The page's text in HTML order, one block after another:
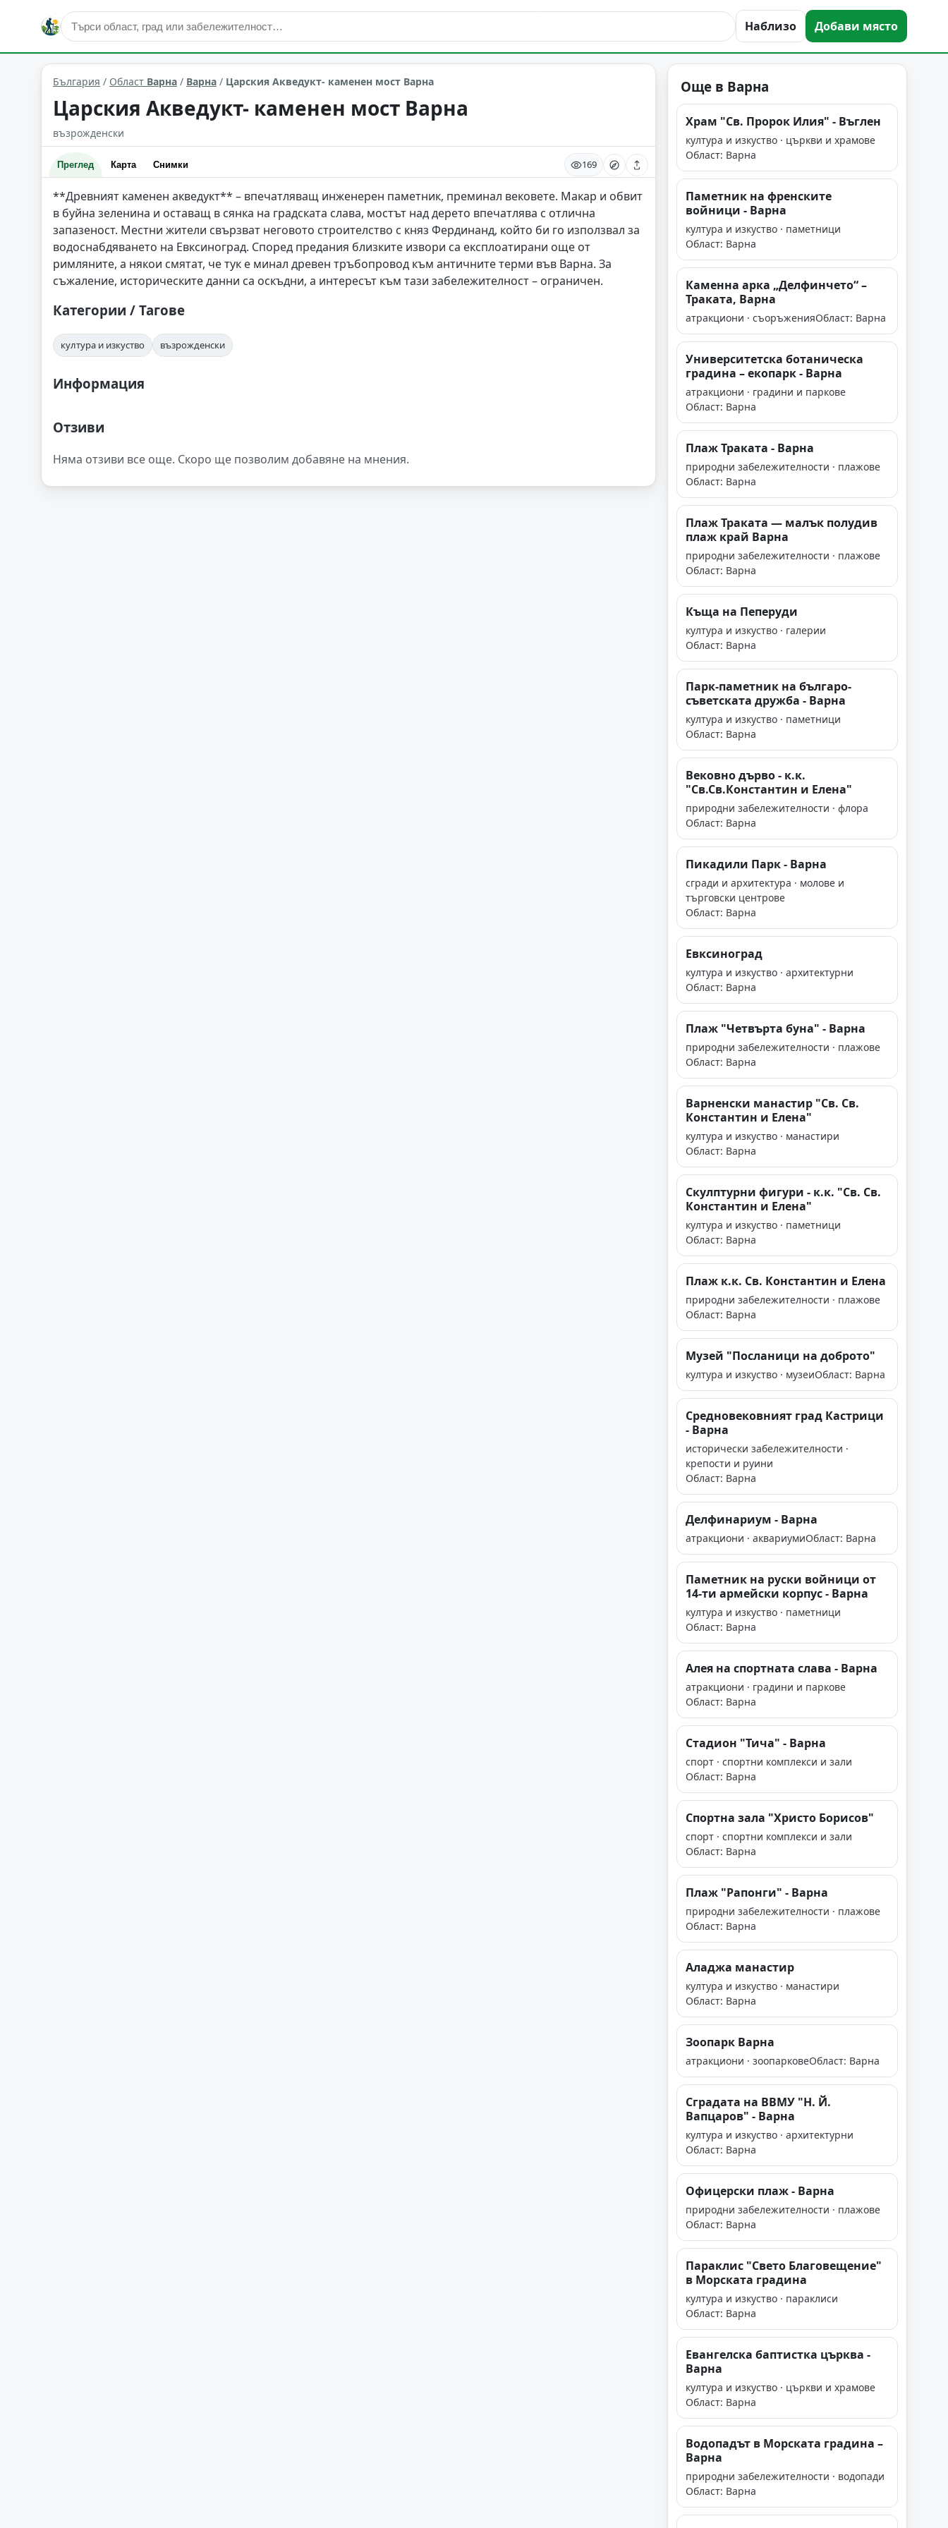
Наблизо Добави място
култура и изкуство Варна Област: Варна
България / Област Варна / Варна / Царския Акведукт- каменен мост Варна
Царския Акведукт- каменен мост Варна
възрожденски
Преглед Карта Снимки 169
**Древният каменен акведукт** – впечатляващ инженерен паметник, преминал вековете. Макар и обвит
в буйна зеленина и оставащ в сянка на градската слава, мостът над дерето впечатлява с отлична
запазеност. Местни жители свързват неговото строителство с княз Фердинанд, който би го използвал за
водоснабдяването на Евксиноград. Според предания близките извори са експлоатирани още от
римляните, а някои смятат, че тук е минал древен тръбопровод към античните терми във Варна. За
съжаление, историческите данни са оскъдни, а интересът към тази забележителност – ограничен.
Категории / Тагове
култура и изкуство възрожденски
Информация
Отзиви
Няма отзиви все още. Скоро ще позволим добавяне на мнения.
Още в Варна
Храм "Св. Пророк Илия" - Въглен
култура и изкуство · църкви и храмове
Област: Варна
Паметник на френските
войници - Варна
култура и изкуство · паметници
Област: Варна
Каменна арка „Делфинчето“ –
Траката, Варна
атракциони · съоръженияОбласт: Варна
Университетска ботаническа
градина – екопарк - Варна
атракциони · градини и паркове
Област: Варна
Плаж Траката - Варна
природни забележителности · плажове
Област: Варна
Плаж Траката — малък полудив
плаж край Варна
природни забележителности · плажове
Област: Варна
Къща на Пеперуди
култура и изкуство · галерии
Област: Варна
Парк-паметник на българо-
съветската дружба - Варна
култура и изкуство · паметници
Област: Варна
Вековно дърво - к.к.
"Св.Св.Константин и Елена"
природни забележителности · флора
Област: Варна
Пикадили Парк - Варна
сгради и архитектура · молове и
търговски центрове
Област: Варна
Евксиноград
култура и изкуство · архитектурни
Област: Варна
Плаж "Четвърта буна" - Варна
природни забележителности · плажове
Област: Варна
Варненски манастир "Св. Св.
Константин и Елена"
култура и изкуство · манастири
Област: Варна
Скулптурни фигури - к.к. "Св. Св.
Константин и Елена"
култура и изкуство · паметници
Област: Варна
Плаж к.к. Св. Константин и Елена
природни забележителности · плажове
Област: Варна
Музей "Посланици на доброто"
култура и изкуство · музеиОбласт: Варна
Средновековният град Кастрици
- Варна
исторически забележителности ·
крепости и руини
Област: Варна
Делфинариум - Варна
атракциони · аквариумиОбласт: Варна
Паметник на руски войници от
14-ти армейски корпус - Варна
култура и изкуство · паметници
Област: Варна
Алея на спортната слава - Варна
атракциони · градини и паркове
Област: Варна
Стадион "Тича" - Варна
спорт · спортни комплекси и зали
Област: Варна
Спортна зала "Христо Борисов"
спорт · спортни комплекси и зали
Област: Варна
Плаж "Рапонги" - Варна
природни забележителности · плажове
Област: Варна
Аладжа манастир
култура и изкуство · манастири
Област: Варна
Зоопарк Варна
атракциони · зоопарковеОбласт: Варна
Сградата на ВВМУ "Н. Й.
Вапцаров" - Варна
култура и изкуство · архитектурни
Област: Варна
Офицерски плаж - Варна
природни забележителности · плажове
Област: Варна
Параклис "Свето Благовещение"
в Морската градина
култура и изкуство · параклиси
Област: Варна
Евангелска баптистка църква -
Варна
култура и изкуство · църкви и храмове
Област: Варна
Водопадът в Морската градина –
Варна
природни забележителности · водопади
Област: Варна